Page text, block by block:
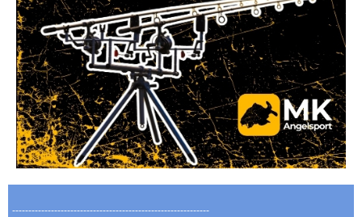
-------------------------------------------------------------